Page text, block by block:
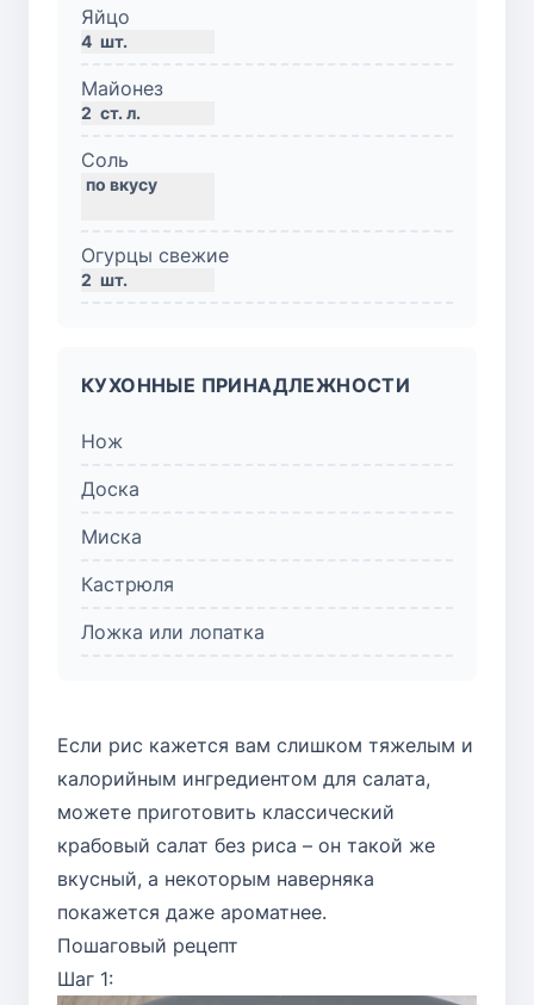
Яйцо
4 шт.
Майонез
2 ст. л.
Соль
Огурцы свежие
2 шт.
КУХОННЫЕ ПРИНАДЛЕЖНОСТИ
Нож
Доска
Миска
Кастрюля
Ложка или лопатка
Если рис кажется вам слишком тяжелым и
калорийным ингредиентом для салата,
можете приготовить классический
крабовый салат без риса – он такой же
вкусный, а некоторым наверняка
покажется даже ароматнее.
Пошаговый рецепт
Шаг 1: